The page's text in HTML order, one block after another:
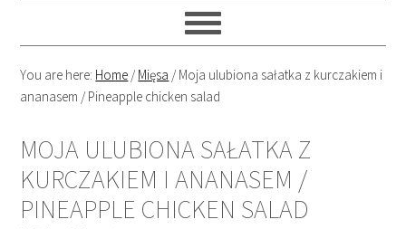
You are here: Home /Mięsa /Moja ulubiona sałatka z kurczakiem i
ananasem / Pineapple chicken salad
MOJA ULUBIONA SAŁATKA Z
KURCZAKIEM I ANANASEM /
PINEAPPLE CHICKEN SALAD